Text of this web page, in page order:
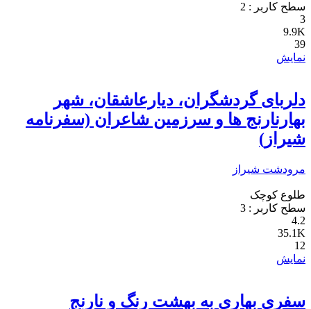
سطح کاربر : 2
3
9.9K
39
نمایش
دلربای گردشگران، دیارعاشقان، شهر
بهارنارنج ها و سرزمین شاعران (سفرنامه
شیراز)
مرودشت شیراز
طلوع کوچک
سطح کاربر : 3
4.2
35.1K
12
نمایش
سفری بهاری به بهشت رنگ و نارنج